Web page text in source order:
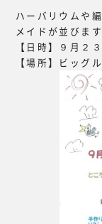
ハーバリウムや
メイドが並びます
【日時】９月２
【場所】ビッグ